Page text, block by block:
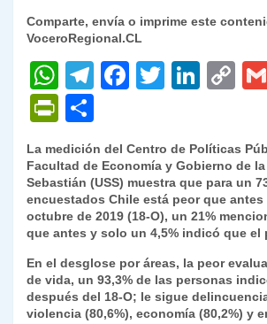
Comparte, envía o imprime este
VoceroRegional.CL
W
h
at
s
A
p
p
T
gr
a
m
F
e
b
o
o
k
T
er
Li
e
dI
n
C
y
Li
n
k
P
ri
nt
Fr
ie
n
dl
y
o
m
p
ar
tir
La medición del Centro de Políticas
Facultad de Economía y Gobierno de
Sebastián (USS) muestra que para un
encuestados Chile está peor que antes
octubre de 2019 (18-O), un 21%
que antes y solo un 4,5% indicó que el
En el desglose por áreas, la peor
de vida, un 93,3% de las personas
después del 18-O; le sigue
violencia (80,6%), economía (80,2%) y